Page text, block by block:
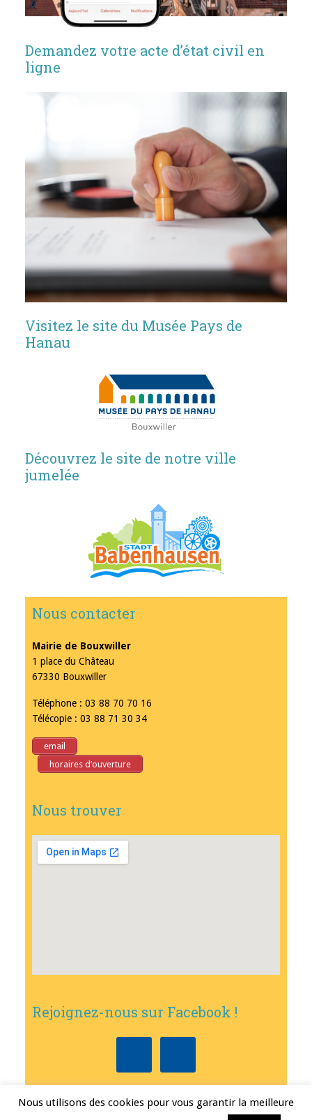
Demandez votre acte d’état civil en
ligne
Visitez le site du Musée Pays de
Hanau
Découvrez le site de notre ville
jumelée
Nous contacter
Mairie de Bouxwiller
1 place du Château
67330 Bouxwiller
Téléphone : 03 88 70 70 16
Télécopie : 03 88 71 30 34
email
horaires d’ouverture
Nous trouver
Rejoignez-nous sur Facebook !
Mairie de Bouxwiller • Conception
Nous utilisons des cookies pour vous garantir la meilleure